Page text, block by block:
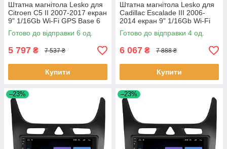
Штатна магнітола Lesko для
Citroen C5 II 2007-2017 екран
9" 1/16Gb Wi-Fi GPS Base 6
шт.
Готово до відправки 6 од.
5 797 ₴ 7 537 ₴
Купити
Штатна магнітола Lesko для
Cadillac Escalade III 2006-
2014 екран 9" 1/16Gb Wi-Fi
GPS Base Каміллак 4 шт.
Готово до відправки 4 од.
6 067 ₴ 7 888 ₴
Купити
–23% –23%